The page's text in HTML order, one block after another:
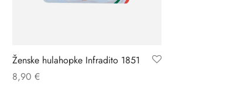
Ženske hulahopke Infradito 1851
8,90 €